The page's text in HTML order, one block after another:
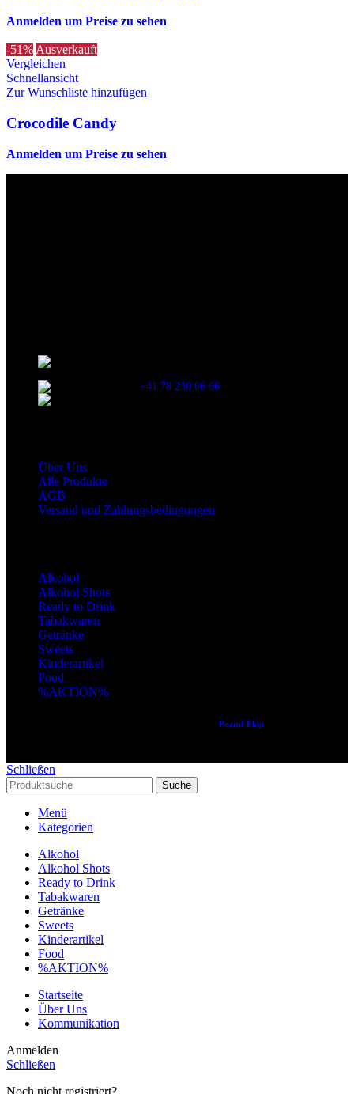
Anmelden um Preise zu sehen
-51%Ausverkauft
Vergleichen
Schnellansicht
Zur Wunschliste hinzufügen
Crocodile Candy
Anmelden um Preise zu sehen
+41 78 230 66 66
Über Uns
Alle Produkte
AGB
Versand und Zahlungsbedingungen
Alkohol
Alkohol Shots
Ready to Drink
Tabakwaren
Getränke
Sweets
Kinderartikel
Food
%AKTION%
Pozitif Ekip
Schließen
Suche
Menü
Kategorien
Alkohol
Alkohol Shots
Ready to Drink
Tabakwaren
Getränke
Sweets
Kinderartikel
Food
%AKTION%
Startseite
Über Uns
Kommunikation
Anmelden
Schließen